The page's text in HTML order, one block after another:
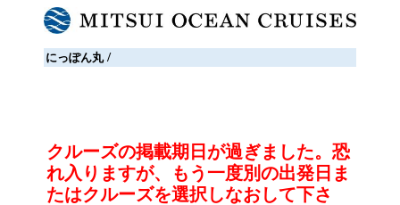
にっぽん丸/
クルーズの掲載期日が過ぎました。恐
れ入りますが、もう一度別の出発日ま
たはクルーズを選択しなおして下さ